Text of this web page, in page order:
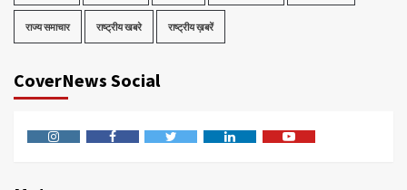
राज्य समाचार राष्ट्रीय खबरे राष्ट्रीय ख़बरें
CoverNews Social